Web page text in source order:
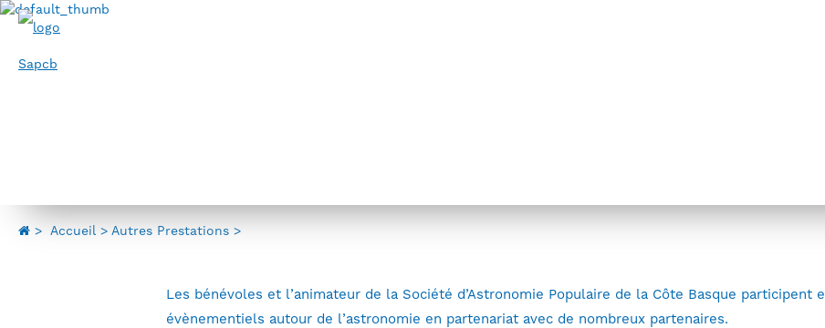
> Accueil Autres Prestations
Les bénévoles et l’animateur de la Société d’Astronomie Populaire de la Côte Basque participent
évènementiels autour de l’astronomie en partenariat avec de nombreux partenaires.
Panneau de gestion des cookies